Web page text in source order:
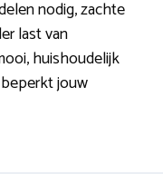
nodig, zachte
last van
huishoudelijk
jouw